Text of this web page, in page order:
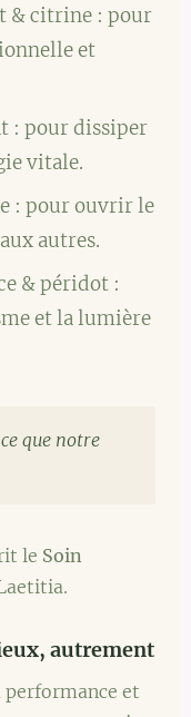
& citrine : pour
et
: pour dissiper
vitale.
: pour ouvrir le
autres.
& péridot :
et la lumière
que notre
le Soin
autrement
performance et